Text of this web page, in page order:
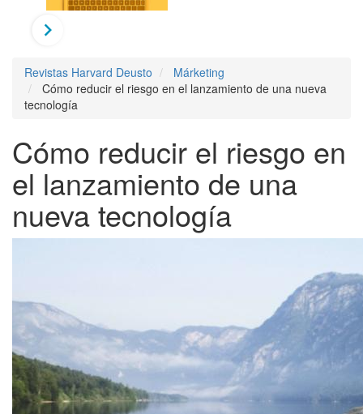
Revistas Harvard Deusto
Márketing
Cómo reducir el riesgo en el lanzamiento de una nueva
tecnología
Cómo reducir el riesgo en
el lanzamiento de una
nueva tecnología